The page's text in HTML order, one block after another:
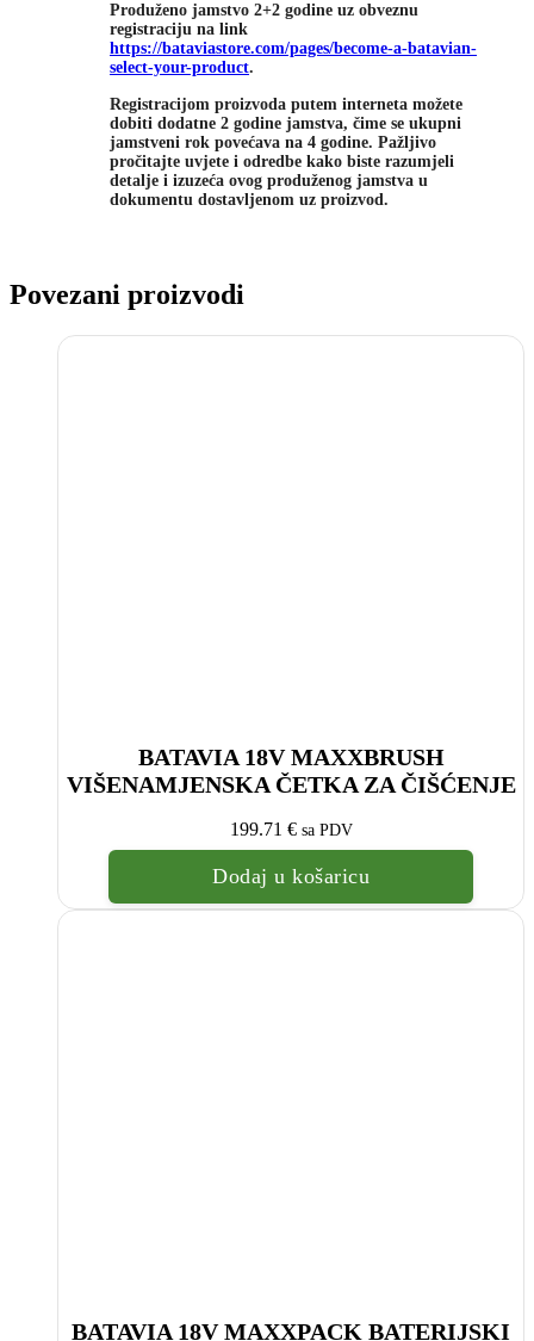
Produženo jamstvo 2+2 godine uz obveznu
registraciju na link
https://bataviastore.com/pages/become-a-batavian-
select-your-product.
Registracijom proizvoda putem interneta možete
dobiti dodatne 2 godine jamstva, čime se ukupni
jamstveni rok povećava na 4 godine. Pažljivo
pročitajte uvjete i odredbe kako biste razumjeli
detalje i izuzeća ovog produženog jamstva u
dokumentu dostavljenom uz proizvod.
Povezani proizvodi
BATAVIA 18V MAXXBRUSH
VIŠENAMJENSKA ČETKA ZA ČIŠĆENJE
199.71 € sa PDV
Dodaj u košaricu
BATAVIA 18V MAXXPACK BATERIJSKI